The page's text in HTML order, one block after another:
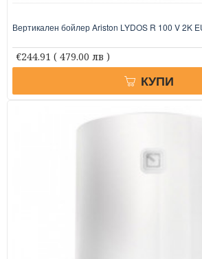
Вертикален бойлер Ariston LYDOS R 100 V 2K
€244.91 ( 479.00 лв )
КУПИ